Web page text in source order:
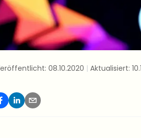
08.10.2020 | Aktualisiert: